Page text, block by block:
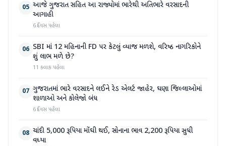
05 આજે ગુજરાત સહિત આ રાજ્યોમાં ભારેથી અતિભારે વરસાદની
આગાહી
6 દિવસ પહેલા
06 SBI માં 12 મહિનાની FD પર કેટલું વ્યાજ મળશે, વરિષ્ઠ નાગરિકોને
શું લાભ મળે છે?
11 કલાક પહેલા
07 ગુજરાતમાં ભારે વરસાદને લઈને રેડ એલર્ટ જાહેર, ઘણા જિલ્લાઓમાં
શાળાઓ અને કોલેજો બંધ
6 દિવસ પહેલા
08 ચાંદી 5,000 રૂપિયા મોંઘી થઈ, સોનાના ભાવ 2,200 રૂપિયા સુધી
વધ્યા